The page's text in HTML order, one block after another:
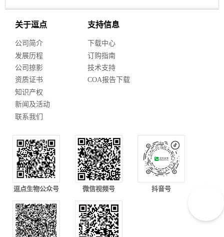
关于逗点
公司简介
发展历程
公司掠影
资质证书
知识产权
新闻及活动
联系我们
支持信息
下载中心
订购指南
技术支持
COA报告下载
逗点生物公众号 微信视频号 抖音号